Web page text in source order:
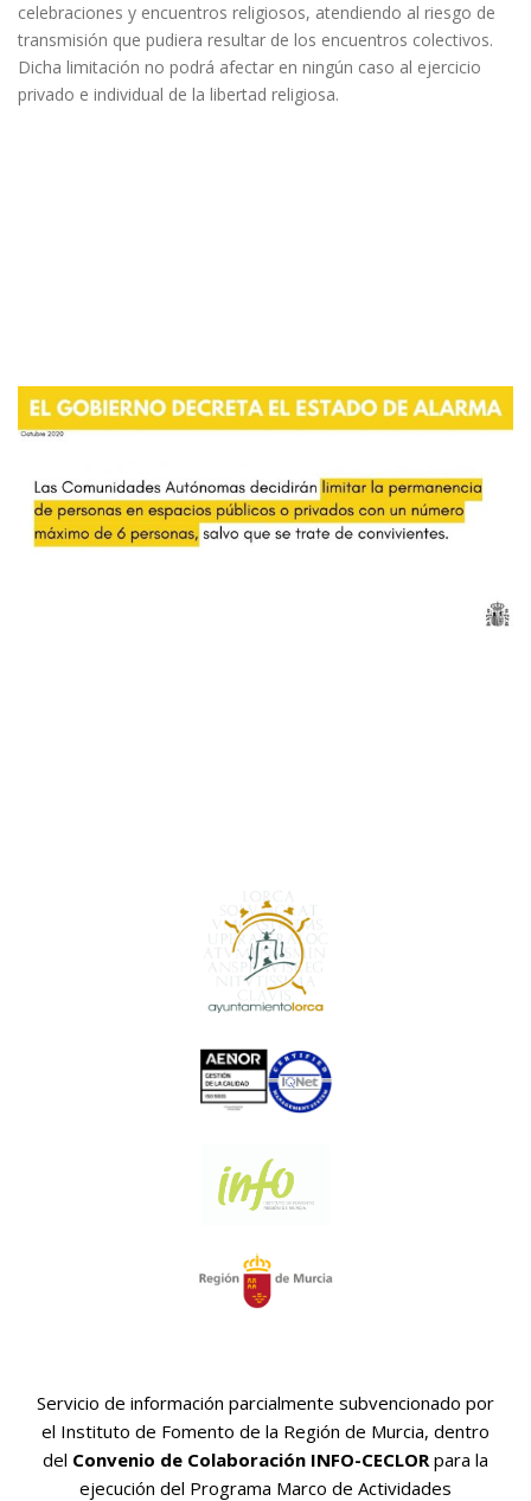
celebraciones y encuentros religiosos, atendiendo al riesgo de
transmisión que pudiera resultar de los encuentros colectivos.
Dicha limitación no podrá afectar en ningún caso al ejercicio
privado e individual de la libertad religiosa.
Servicio de información parcialmente subvencionado por
el Instituto de Fomento de la Región de Murcia, dentro
del Convenio de Colaboración INFO-CECLOR para la
ejecución del Programa Marco de Actividades